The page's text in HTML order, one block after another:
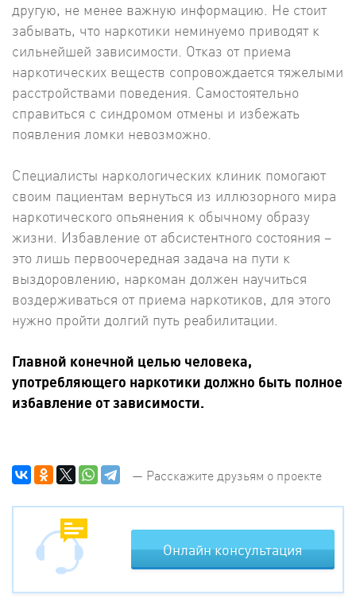
другую, не менее важную информацию. Не стоит
забывать, что наркотики неминуемо приводят к
сильнейшей зависимости. Отказ от приема
наркотических веществ сопровождается тяжелыми
расстройствами поведения. Самостоятельно
справиться с синдромом отмены и избежать
появления ломки невозможно.
Специалисты наркологических клиник помогают
своим пациентам вернуться из иллюзорного мира
наркотического опьянения к обычному образу
жизни. Избавление от абсистентного состояния –
это лишь первоочередная задача на пути к
выздоровлению, наркоман должен научиться
воздерживаться от приема наркотиков, для этого
нужно пройти долгий путь реабилитации.
Главной конечной целью человека,
употребляющего наркотики должно быть полное
избавление от зависимости.
— Расскажите друзьям о проекте
Онлайн консультация